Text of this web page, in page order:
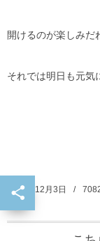
開けるのが楽しみだ
それでは明日も元気
2018年12月3日